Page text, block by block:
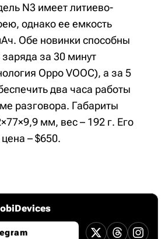
N3 имеет литиево-
однако ее емкость
Обе новинки способны
за 30 минут
Oppo VOOC), а за 5
два часа работы
разговора. Габариты
мм, вес – 192 г. Его
– $650.